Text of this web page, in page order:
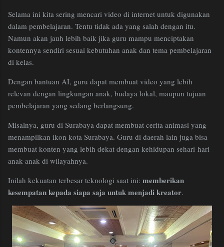
Selama ini kita sering mencari video di internet untuk digunakan
dalam pembelajaran. Tentu tidak ada yang salah dengan itu.
Namun akan jauh lebih baik jika guru mampu menciptakan
kontennya sendiri sesuai kebutuhan anak dan tema pembelajaran
di kelas.
Dengan bantuan AI, guru dapat membuat video yang lebih
relevan dengan lingkungan anak, budaya lokal, maupun tujuan
pembelajaran yang sedang berlangsung.
Misalnya, guru di Surabaya dapat membuat cerita animasi yang
menampilkan ikon kota Surabaya. Guru di daerah lain juga bisa
membuat konten yang lebih dekat dengan kehidupan sehari-hari
anak-anak di wilayahnya.
Inilah kekuatan terbesar teknologi saat ini: memberikan
kesempatan kepada siapa saja untuk menjadi kreator.